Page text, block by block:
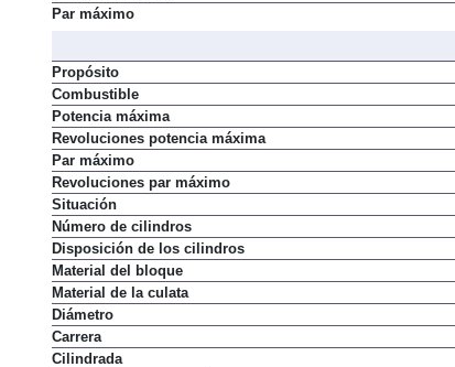
Potencia máxima
Propósito
Combustible
Potencia máxima
Revoluciones potencia máxima
Par máximo
Revoluciones par máximo
Situación
Número de cilindros
Disposición de los cilindros
Material del bloque
Material de la culata
Diámetro
Carrera